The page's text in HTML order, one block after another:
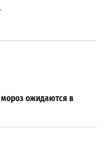
ожидаются в